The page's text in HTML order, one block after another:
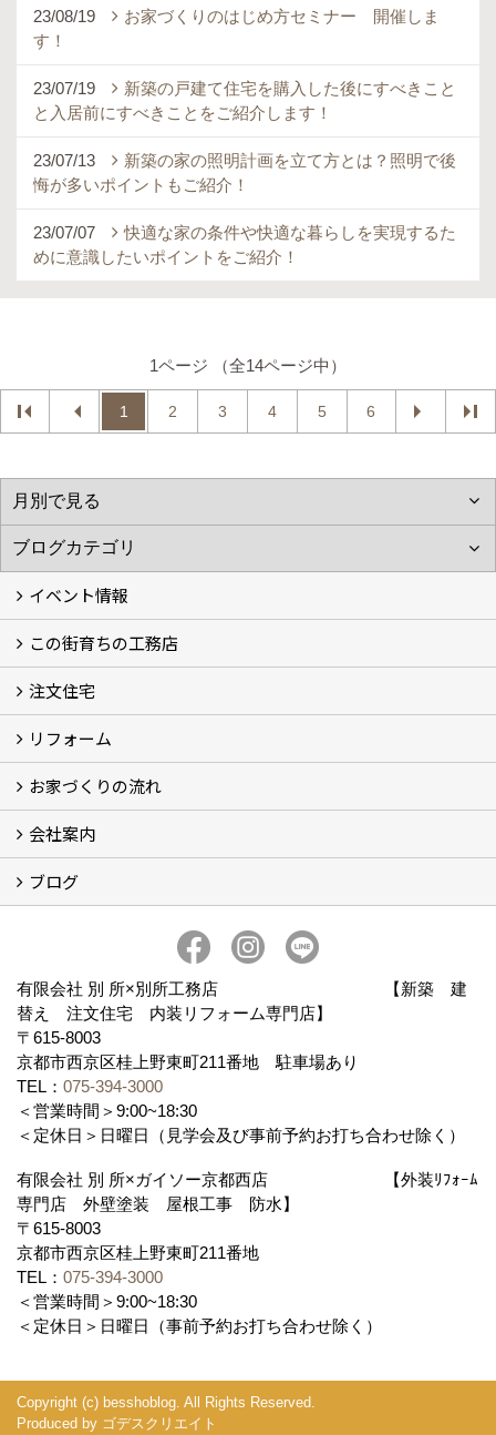
23/08/19
お家づくりのはじめ方セミナー 開催しま
す！
23/07/19
新築の戸建て住宅を購入した後にすべきこと
と入居前にすべきことをご紹介します！
23/07/13
新築の家の照明計画を立て方とは？照明で後
悔が多いポイントもご紹介！
23/07/07
快適な家の条件や快適な暮らしを実現するた
めに意識したいポイントをご紹介！
1ページ （全14ページ中）
1 2 3 4 5 6
イベント情報
イベント予告
イベント報告
この街育ちの工務店
別所工務店の想い (2)
別所工務店の5つのこだわり 性能・構造・設計
家づくりで悩んでいませんか？
注文住宅
注文住宅施工事例
性能・構造・設計
現場レポート
リフォーム
リフォーム施工事例
現場レポート
お客様の声
お家づくりの流れ
お家づくりの流れ
京都の土地の探し方
会社案内
会社概要
アクセス
スタッフ紹介
スタッフブログ
ブログ
有限会社 別 所×別所工務店 【新築 建
替え 注文住宅 内装リフォーム専門店】
〒615-8003
京都市西京区桂上野東町211番地 駐車場あり
TEL： 075-394-3000
＜営業時間＞9:00~18:30
＜定休日＞日曜日（見学会及び事前予約お打ち合わせ除く）
有限会社 別 所×ガイソー京都西店 【外装ﾘﾌｫｰﾑ
専門店 外壁塗装 屋根工事 防水】
〒615-8003
京都市西京区桂上野東町211番地
TEL： 075-394-3000
＜営業時間＞9:00~18:30
＜定休日＞日曜日（事前予約お打ち合わせ除く）
Copyright (c) besshoblog. All Rights Reserved.
Produced by ゴデスクリエイト